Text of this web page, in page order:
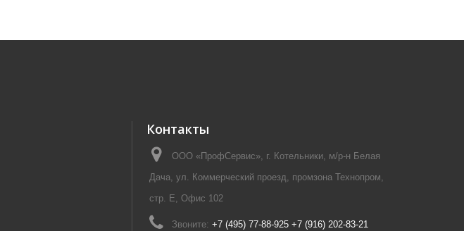
Контакты
ООО «ПрофСервис», г. Котельники, м/р-н Белая
Дача, ул. Коммерческий проезд, промзона Технопром,
стр. Е, Офис 102
Звоните: +7 (495) 77-88-925 +7 (916) 202-83-21